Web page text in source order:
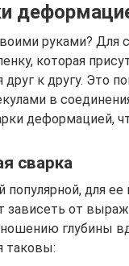
руками? Для
которая
друг к другу. Это
в
деформацией,
сварка
популярной, для
зависеть от
глубины
таковы: